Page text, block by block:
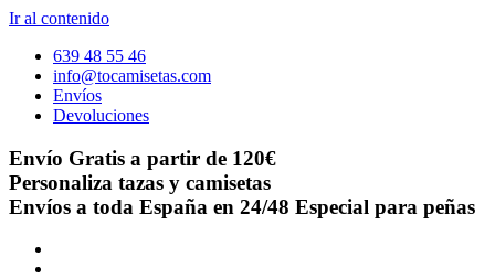
Ir al contenido
639 48 55 46
info@tocamisetas.com
Envíos
Devoluciones
Envío Gratis a partir de 120€
Personaliza tazas y camisetas
Envíos a toda España en 24/48 Especial para peñas